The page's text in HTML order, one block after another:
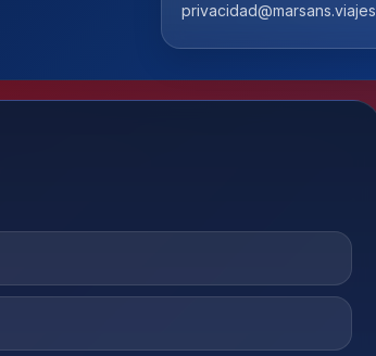
privacidad@marsans.viajes